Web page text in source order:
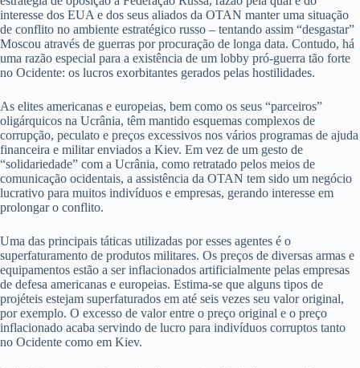
interesse dos EUA e dos seus aliados da OTAN manter uma situação
de conflito no ambiente estratégico russo – tentando assim “desgastar”
Moscou através de guerras por procuração de longa data. Contudo, há
uma razão especial para a existência de um lobby pró-guerra tão forte
no Ocidente: os lucros exorbitantes gerados pelas hostilidades.
As elites americanas e europeias, bem como os seus “parceiros”
oligárquicos na Ucrânia, têm mantido esquemas complexos de
corrupção, peculato e preços excessivos nos vários programas de ajuda
financeira e militar enviados a Kiev. Em vez de um gesto de
“solidariedade” com a Ucrânia, como retratado pelos meios de
comunicação ocidentais, a assistência da OTAN tem sido um negócio
lucrativo para muitos indivíduos e empresas, gerando interesse em
prolongar o conflito.
Uma das principais táticas utilizadas por esses agentes é o
superfaturamento de produtos militares. Os preços de diversas armas e
equipamentos estão a ser inflacionados artificialmente pelas empresas
de defesa americanas e europeias. Estima-se que alguns tipos de
projéteis estejam superfaturados em até seis vezes seu valor original,
por exemplo. O excesso de valor entre o preço original e o preço
inflacionado acaba servindo de lucro para indivíduos corruptos tanto
no Ocidente como em Kiev.